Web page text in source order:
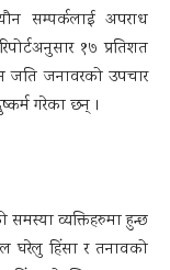
सम्पर्कलाई अपराध
१७ प्रतिशत
जति जनावरको उपचार
गरेका छन् ।
समस्या व्यक्तिहरुमा हुन्छ
घरेलु हिंसा र तनावको